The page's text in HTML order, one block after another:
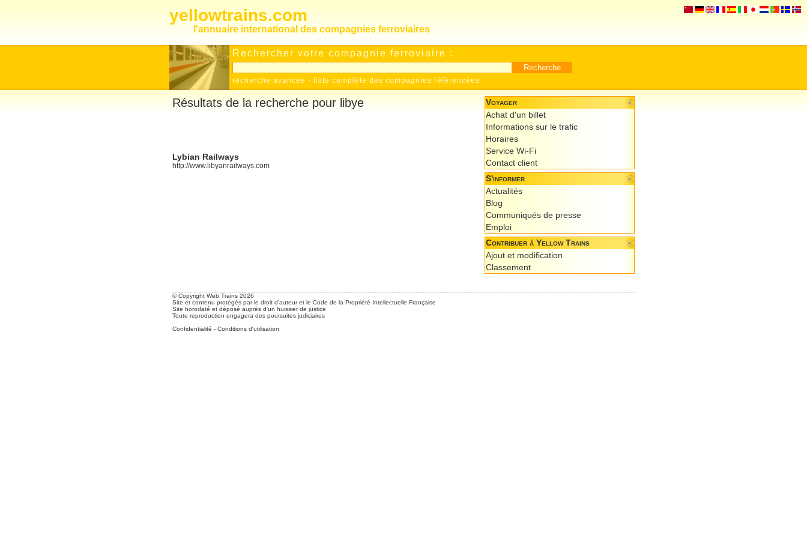
yellowtrains.com
l'annuaire international des compagnies ferroviaires
Rechercher votre compagnie ferroviaire :
recherche avancée - liste complète des compagnies référencées
Résultats de la recherche pour libye
Lybian Railways
http://www.libyanrailways.com
Voyager
Achat d'un billet
Informations sur le trafic
Horaires
Service Wi-Fi
Contact client
S'informer
Actualités
Blog
Communiqués de presse
Emploi
Contribuer à Yellow Trains
Ajout et modification
Classement
© Copyright Web Trains 2026
Site et contenu protégés par le droit d'auteur et le Code de la Propriété Intellectuelle Française
Site horodaté et déposé auprès d'un huissier de justice
Toute reproduction engagera des poursuites judiciaires
Confidentialité - Conditions d'utilisation